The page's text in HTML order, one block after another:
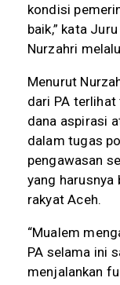
kondisi
baik,” kata
Nurzahri
Menurut
dari PA
dana aspirasi
dalam tugas
pengawasan
yang harusnya
rakyat Aceh.
“Mualem
PA selama ini
menjalankan